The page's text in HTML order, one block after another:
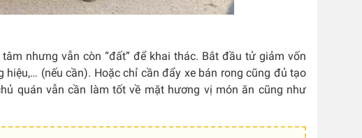
nhưng vẫn còn “đất” để khai thác. Bắt đầu tử giảm vốn
(nếu cần). Hoặc chỉ cần đẩy xe bán rong cũng đủ tạo
quán vẫn cần làm tốt về mặt hương vị món ăn cũng như